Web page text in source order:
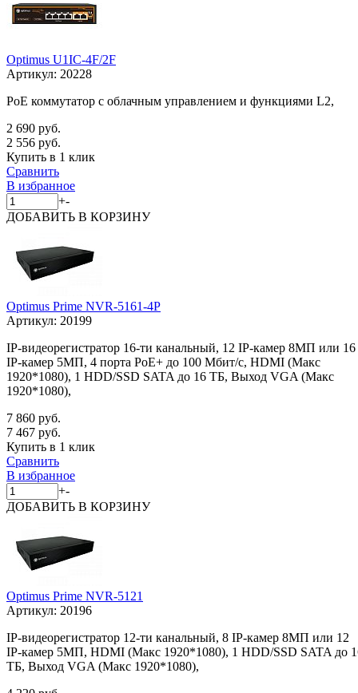
Optimus U1IC-4F/2F
Артикул: 20228
PoE коммутатор с облачным управлением и функциями L2,
2 690 руб.
2 556 руб.
Купить в 1 клик
Сравнить
В избранное
+-
ДОБАВИТЬ В КОРЗИНУ
Optimus Prime NVR-5161-4P
Артикул: 20199
IP-видеорегистратор 16-ти канальный, 12 IP-камер 8МП или 16
IP-камер 5МП, 4 порта PoE+ до 100 Мбит/с, HDMI (Макс
1920*1080), 1 HDD/SSD SATA до 16 ТБ, Выход VGA (Макс
1920*1080),
7 860 руб.
7 467 руб.
Купить в 1 клик
Сравнить
В избранное
+-
ДОБАВИТЬ В КОРЗИНУ
Optimus Prime NVR-5121
Артикул: 20196
IP-видеорегистратор 12-ти канальный, 8 IP-камер 8МП или 12
IP-камер 5МП, HDMI (Макс 1920*1080), 1 HDD/SSD SATA до
ТБ, Выход VGA (Макс 1920*1080),